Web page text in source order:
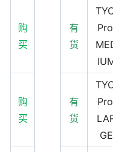
购
买
有
货
购
买
有
货
GE